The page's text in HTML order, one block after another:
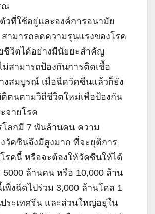
ณ
วที่ใช้อยู่และองค์การอนามัย
สามารถลดความรุนแรงของโรค
ชีวิตได้อย่างมีนัยยะสำคัญ
ม่สามารถป้องกันการติดเชื้อ
งสมบูรณ์ เมื่อฉีดวัคซีนแล้วก็ยัง
ตนตามวิถีชีวิตใหม่เพื่อป้องกัน
จายโรค
โลกมี 7 พันล้านคน ความ
วัคซีนจึงมีสูงมาก ที่จะยุติการ
รคนี้ หรือจะต้องให้วัคซีนให้ได้
ล้านคน หรือ 10,000 ล้าน
พิ่งฉีดไปร่วม 3,000 ล้านโดส 1
ระเทศจีน และส่วนใหญ่อยู่ใน